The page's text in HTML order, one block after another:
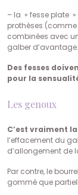
– la » fesse plate
prothèses
combinées avec
galber d’avantage.
Des fesses
pour la
Les genoux
C’est vraiment
l’effacement du
d’allongement de
Par contre, le
gommé que